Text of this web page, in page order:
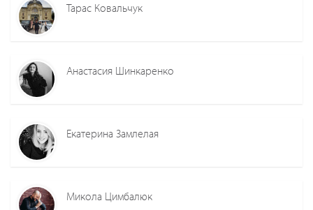
Тарас Ковальчук
Анастасия Шинкаренко
Екатерина Замлелая
Микола Цимбалюк